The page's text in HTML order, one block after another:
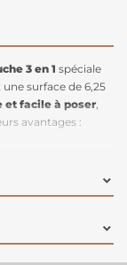
3 en 1 spéciale
surface de 6,25
et facile à poser
avantages :
l’humidité grâce à
solution
durabilité de vos